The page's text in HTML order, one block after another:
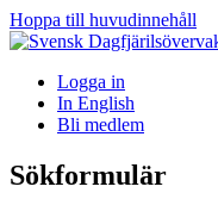
Hoppa till huvudinnehåll
Logga in
In English
Bli medlem
Sökformulär